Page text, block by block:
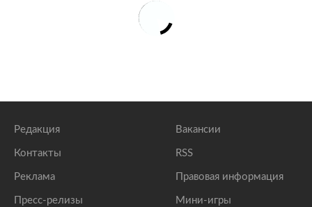
Редакция
Контакты
Реклама
Пресс-релизы
Вакансии
RSS
Правовая информация
Мини-игры